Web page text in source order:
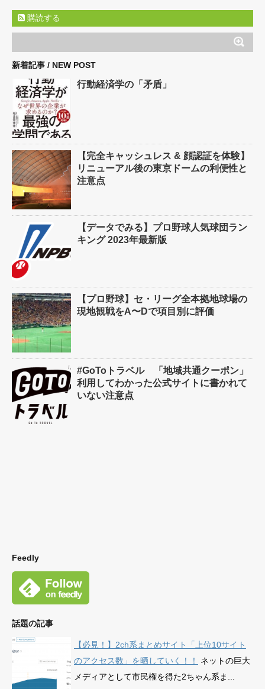
購読する
新着記事 / NEW POST
行動経済学の「矛盾」
【完全キャッシュレス & 顔認証を体験】
リニューアル後の東京ドームの利便性と
注意点
【データでみる】プロ野球人気球団ラン
キング 2023年最新版
【プロ野球】セ・リーグ全本拠地球場の
現地観戦をA〜Dで項目別に評価
#GoToトラベル 「地域共通クーポン」
利用してわかった公式サイトに書かれて
いない注意点
Feedly
話題の記事
【必見！】2ch系まとめサイト「上位10サイト
のアクセス数」を晒していく！！
ネットの巨大
メディアとして市民権を得た2ちゃん系ま...